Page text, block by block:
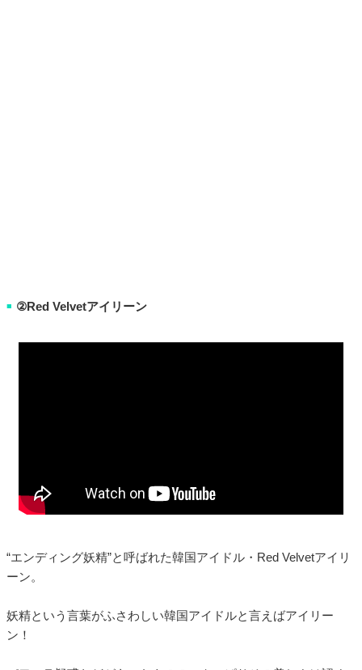
■ ②Red Velvetアイリーン
“エンディング妖精”と呼ばれた韓国アイドル・Red Velvetアイリ
ーン。
妖精という言葉がふさわしい韓国アイドルと言えばアイリー
ン！